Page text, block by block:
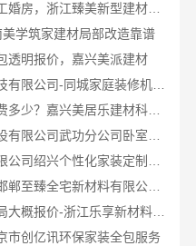
直营住宅装修设计施工婚房，浙江臻美新型建材有限公司打造浪漫新家
学筑家建材局部改造靠谱
透明报价，嘉兴美派建材
嘉兴绿色之家建材科技有限公司-同城家庭装修机构优质
新房装修匠心施工收费多少？嘉兴美居乐建材科技有限公司为您解答
智慧定制抗菌板材，邯郸至臻全宅新材料有限公司引领装修新科技
畅销家庭装潢空间布局大概报价-浙江乐享新材料有限公司
市创亿讯环保家装全包服务